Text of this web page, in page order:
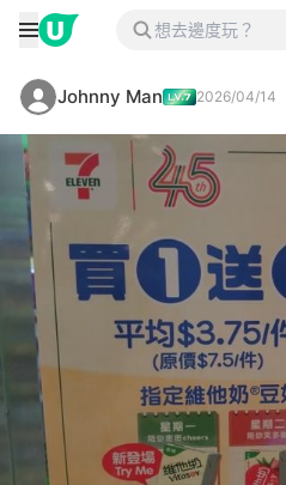
Johnny Man 2026/04/14